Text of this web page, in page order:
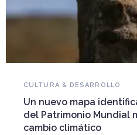
Falleció Ramón
patrimonio
Arquitecto, historiador
CONICET, fundó el